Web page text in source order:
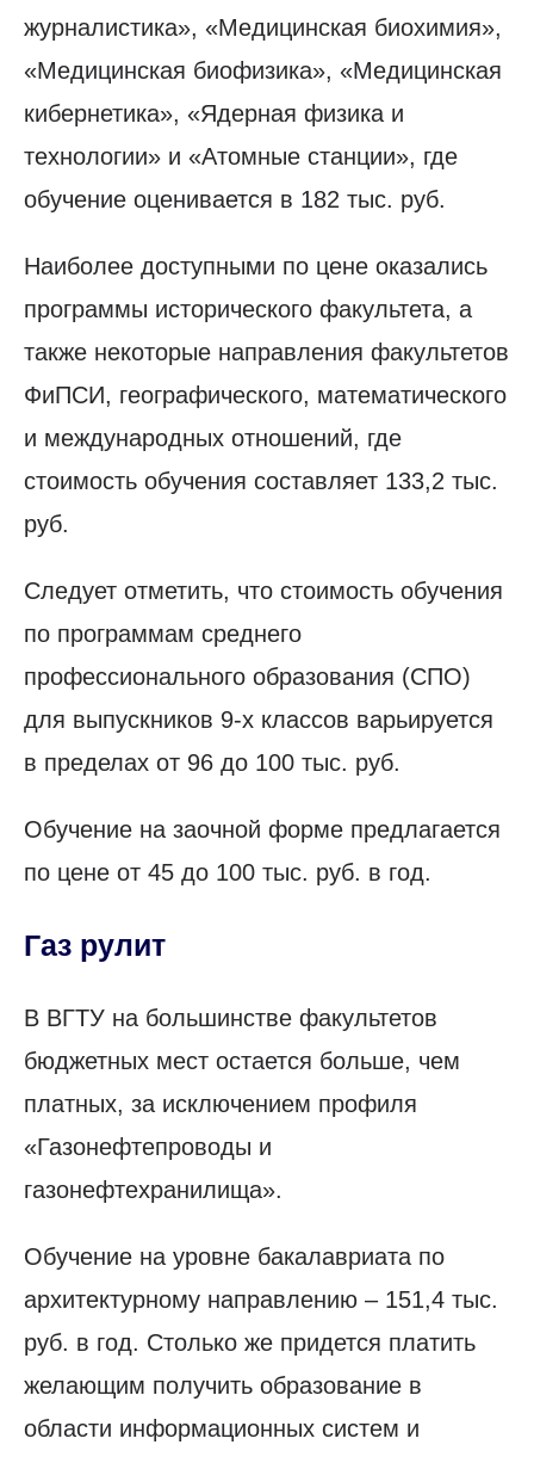
журналистика», «Медицинская биохимия»,
«Медицинская биофизика», «Медицинская
кибернетика», «Ядерная физика и
технологии» и «Атомные станции», где
обучение оценивается в 182 тыс. руб.
Наиболее доступными по цене оказались
программы исторического факультета, а
также некоторые направления факультетов
ФиПСИ, географического, математического
и международных отношений, где
стоимость обучения составляет 133,2 тыс.
руб.
Следует отметить, что стоимость обучения
по программам среднего
профессионального образования (СПО)
для выпускников 9-х классов варьируется
в пределах от 96 до 100 тыс. руб.
Обучение на заочной форме предлагается
по цене от 45 до 100 тыс. руб. в год.
Газ рулит
В ВГТУ на большинстве факультетов
бюджетных мест остается больше, чем
платных, за исключением профиля
«Газонефтепроводы и
газонефтехранилища».
Обучение на уровне бакалавриата по
архитектурному направлению – 151,4 тыс.
руб. в год. Столько же придется платить
желающим получить образование в
области информационных систем и